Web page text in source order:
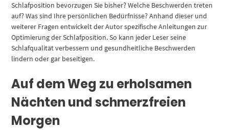
Schlafposition bevorzugen Sie bisher? Welche Beschwerden treten
auf? Was sind Ihre persönlichen Bedürfnisse? Anhand dieser und
weiterer Fragen entwickelt der Autor spezifische Anleitungen zur
Optimierung der Schlafposition. So kann jeder Leser seine
Schlafqualität verbessern und gesundheitliche Beschwerden
lindern oder gar beseitigen.
Auf dem Weg zu erholsamen
Nächten und schmerzfreien
Morgen